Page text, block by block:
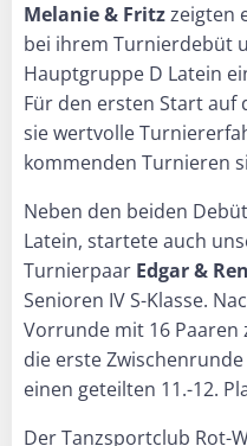
Melanie & Fritzzeigten
bei ihrem Turnierdebüt
Hauptgruppe D Latein
Für den ersten Start auf
sie wertvolle
kommenden Turnieren
Neben den beiden
Latein, startete auch
Turnierpaar Edgar &
Senioren IV S-Klasse.
Vorrunde mit 16 Paaren
die erste
einen geteilten 11.-12.
Der Tanzsportclub Rot-